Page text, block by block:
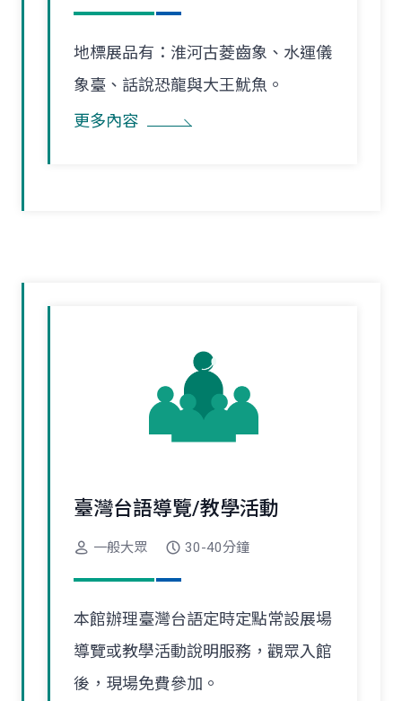
地標展品有：淮河古菱齒象、水運儀
象臺、話說恐龍與大王魷魚。
更多內容
臺灣台語導覽/教學活動
一般大眾 30-40分鐘
本館辦理臺灣台語定時定點常設展場
導覽或教學活動說明服務，觀眾入館
後，現場免費參加。